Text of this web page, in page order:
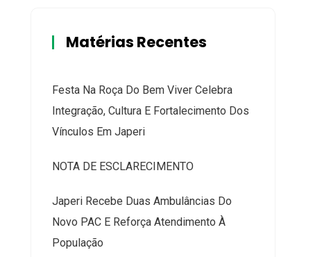
Matérias Recentes
Festa Na Roça Do Bem Viver Celebra
Integração, Cultura E Fortalecimento Dos
Vínculos Em Japeri
NOTA DE ESCLARECIMENTO
Japeri Recebe Duas Ambulâncias Do
Novo PAC E Reforça Atendimento À
População